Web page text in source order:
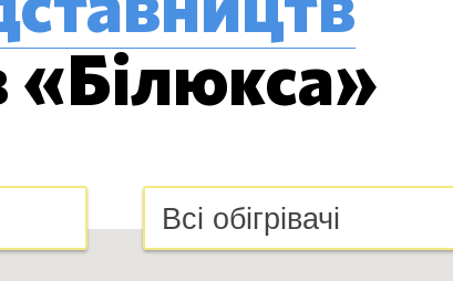
«Білюкса»
Всі обігрівачі